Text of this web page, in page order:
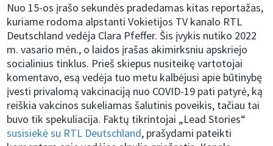
Nuo 15-os įrašo sekundės pradedamas kitas reportažas,
kuriame rodoma alpstanti Vokietijos TV kanalo RTL
Deutschland vedėja Clara Pfeffer. Šis įvykis nutiko 2022
m. vasario mėn., o laidos įrašas akimirksniu apskriejo
socialinius tinklus. Prieš skiepus nusiteikę vartotojai
komentavo, esą vedėja tuo metu kalbėjusi apie būtinybę
įvesti privalomą vakcinaciją nuo COVID-19 pati patyrė, ką
reiškia vakcinos sukeliamas šalutinis poveikis, tačiau tai
buvo tik spekuliacija. Faktų tikrintojai „Lead Stories“
susisiekė su RTL Deutschland, prašydami pateikti